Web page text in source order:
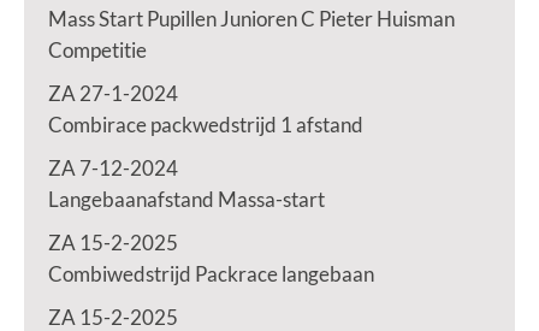
Mass Start Pupillen Junioren C Pieter Huisman
Competitie
ZA 27-1-2024
Combirace packwedstrijd 1 afstand
ZA 7-12-2024
Langebaanafstand Massa-start
ZA 15-2-2025
Combiwedstrijd Packrace langebaan
ZA 15-2-2025